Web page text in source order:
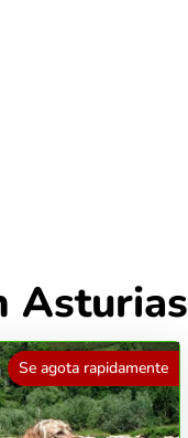
Asturias
Se agota rapidamente